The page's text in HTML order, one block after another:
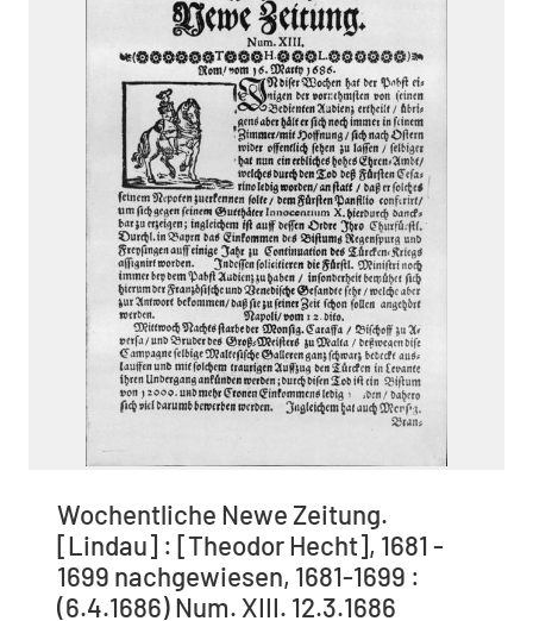
Wochentliche Newe Zeitung.
[Lindau] : [Theodor Hecht], 1681 -
1699 nachgewiesen, 1681-1699 :
(6.4.1686) Num. XIII. 12.3.1686